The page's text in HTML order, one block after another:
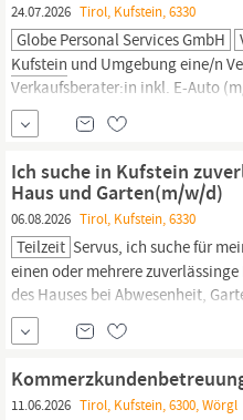
24.07.2026 Tirol, Kufstein, 6330
Globe Personal Services GmbH
Kufstein und Umgebung eine/n
Verkaufsberater:in inkl. E-Auto
Umgebung Deine Aufgaben:
Produkte Markenbotschafter bei
Verkaufstätigkeit an mehreren
Ich suche in Kufstein
Haus und Garten(m/w/d)
06.08.2026 Tirol, Kufstein, 6330
Teilzeit Servus, ich suche für
einen oder mehrere
des Hauses bei Abwesenheit,
handwerkliche Arbeiten. Die
monatlich erfolgen und ist
11.06.2026 Tirol, Kufstein, 6300, Wörgl